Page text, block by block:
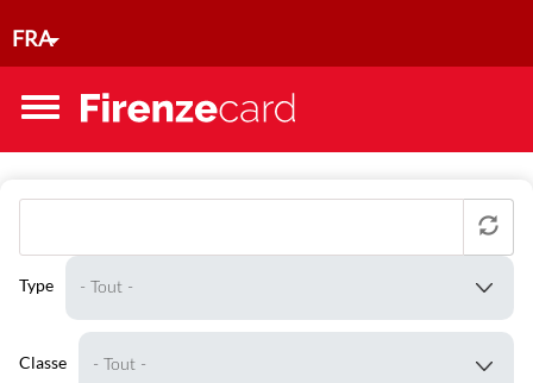
FRA
Toggle
Type
Classe